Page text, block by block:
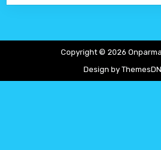
Copyright © 2026
Design by